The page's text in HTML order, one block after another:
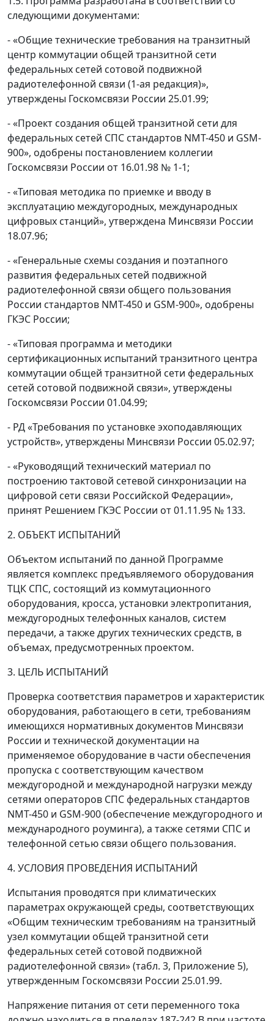
следующими документами:
- «Общие технические требования на транзитный
центр коммутации общей транзитной сети
федеральных сетей сотовой подвижной
радиотелефонной связи (1-ая редакция)»,
утверждены Госкомсвязи России 25.01.99;
- «Проект создания общей транзитной сети для
федеральных сетей СПС стандартов NMT-450 и GSM-
900», одобрены постановлением коллегии
Госкомсвязи России от 16.01.98 № 1-1;
- «Типовая методика по приемке и вводу в
эксплуатацию междугородных, международных
цифровых станций», утверждена Минсвязи России
18.07.96;
- «Генеральные схемы создания и поэтапного
развития федеральных сетей подвижной
радиотелефонной связи общего пользования
России стандартов NMT-450 и GSM-900», одобрены
ГКЭС России;
- «Типовая программа и методики
сертификационных испытаний транзитного центра
коммутации общей транзитной сети федеральных
сетей сотовой подвижной связи», утверждены
Госкомсвязи России 01.04.99;
- РД «Требования по установке эхоподавляющих
устройств», утверждены Минсвязи России 05.02.97;
- «Руководящий технический материал по
построению тактовой сетевой синхронизации на
цифровой сети связи Российской Федерации»,
принят Решением ГКЭС России от 01.11.95 № 133.
2. ОБЪЕКТ ИСПЫТАНИЙ
Объектом испытаний по данной Программе
является комплекс предъявляемого оборудования
ТЦК СПС, состоящий из коммутационного
оборудования, кросса, установки электропитания,
междугородных телефонных каналов, систем
передачи, а также других технических средств, в
объемах, предусмотренных проектом.
3. ЦЕЛЬ ИСПЫТАНИЙ
Проверка соответствия параметров и характеристик
оборудования, работающего в сети, требованиям
имеющихся нормативных документов Минсвязи
России и технической документации на
применяемое оборудование в части обеспечения
пропуска с соответствующим качеством
междугородной и международной нагрузки между
сетями операторов СПС федеральных стандартов
NMT-450 и GSM-900 (обеспечение междугородного и
международного роуминга), а также сетями СПС и
телефонной сетью связи общего пользования.
4. УСЛОВИЯ ПРОВЕДЕНИЯ ИСПЫТАНИЙ
Испытания проводятся при климатических
параметрах окружающей среды, соответствующих
«Общим техническим требованиям на транзитный
узел коммутации общей транзитной сети
федеральных сетей сотовой подвижной
радиотелефонной связи» (табл. 3, Приложение 5),
утвержденным Госкомсвязи России 25.01.99.
Напряжение питания от сети переменного тока